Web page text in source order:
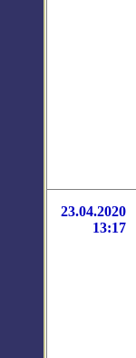
23.04.2020
13:17